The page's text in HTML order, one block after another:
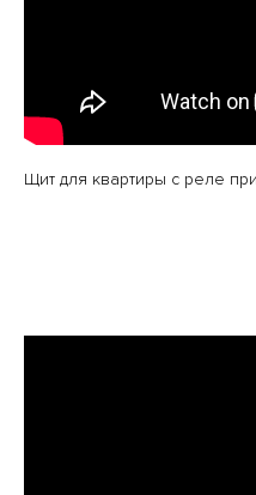
Щит для квартиры с реле